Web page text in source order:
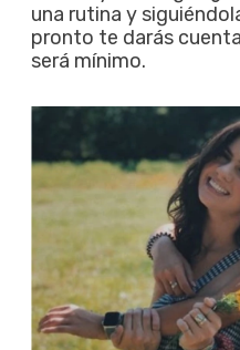
una rutina y
pronto te darás
será mínimo.